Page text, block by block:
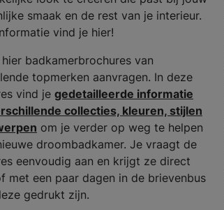
smaak en de rest van je interieur.
vind je hier!
badkamerbrochures van
topmerken aanvragen. In deze
vind je gedetailleerde informatie
collecties, kleuren, stijlen
om je verder op weg te helpen
droombadkamer. Je vraagt de
eenvoudig aan en krijgt ze direct
met een paar dagen in de brievenbus
gedrukt zijn.